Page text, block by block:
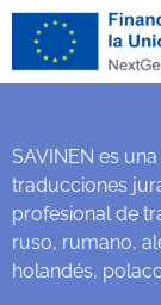
SAVINEN es
traducciones
profesional de
ruso, rumano,
holandés,